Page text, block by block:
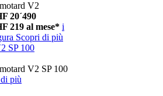
V2
20´490
219 al mese* i
Scopri di più
SP 100
V2 SP 100
più